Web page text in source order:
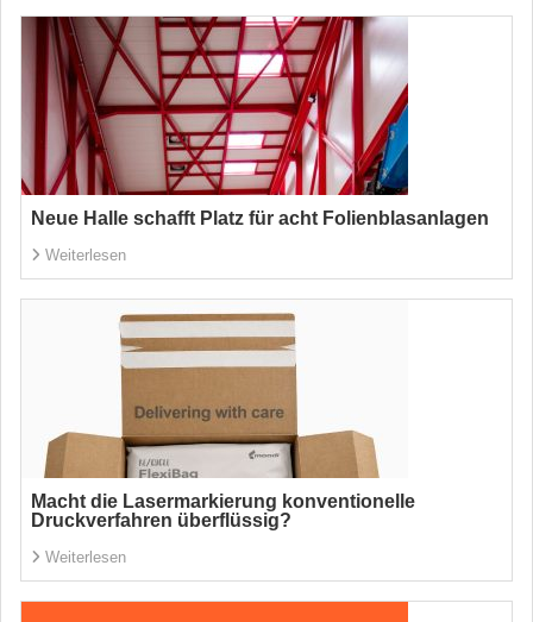
Neue Halle schafft Platz für acht Folienblasanlagen
Weiterlesen
Macht die Lasermarkierung konventionelle
Druckverfahren überflüssig?
Weiterlesen